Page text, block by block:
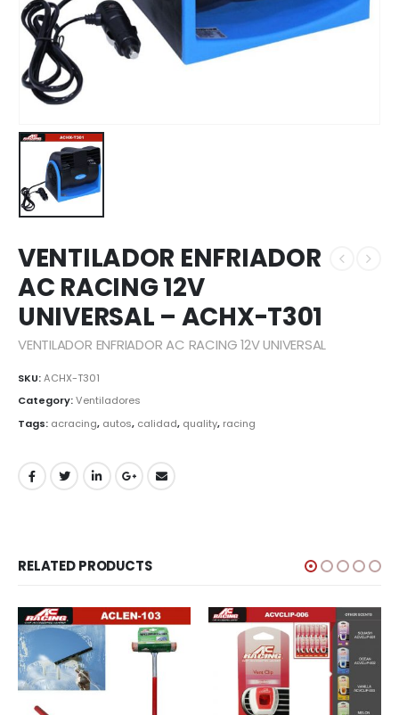
VENTILADOR ENFRIADOR
AC RACING 12V
UNIVERSAL – ACHX-T301
VENTILADOR ENFRIADOR AC RACING 12V UNIVERSAL
SKU:ACHX-T301
Category:Ventiladores
Tags: acracing, autos, calidad, quality, racing
RELATED PRODUCTS